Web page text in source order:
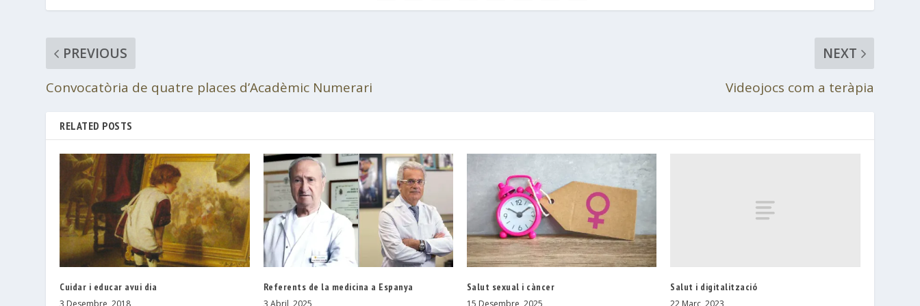
PREVIOUS
Convocatòria de quatre places d’Acadèmic Numerari
NEXT
Videojocs com a teràpia
RELATED POSTS
Cuidar i educar avui dia Referents de la medicina a Espanya Salut sexual i càncer Salut i digitalització